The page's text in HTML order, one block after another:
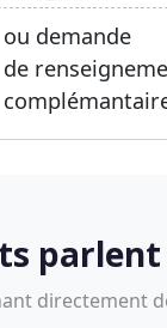
ou demande
de
parlent
directement